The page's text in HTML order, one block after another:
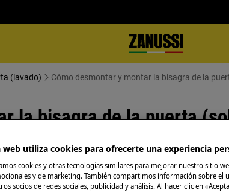
(lavado) Cómo desmontar y montar la bisagra de la
la bisagra de la puerta
apague el aparato y desconecte el
web utiliza cookies para ofrecerte una experiencia
cookies y otras tecnologías similares para mejorar nuestro sitio
y de marketing. También compartimos información sobre el
socios de redes sociales, publicidad y análisis. Al hacer clic en